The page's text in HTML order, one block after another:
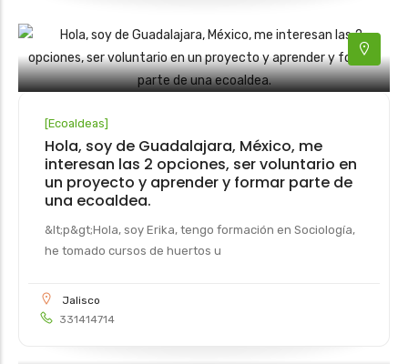
[Ecoaldeas]
Hola, soy de Guadalajara, México, me
interesan las 2 opciones, ser voluntario en
un proyecto y aprender y formar parte de
una ecoaldea.
&lt;p&gt;Hola, soy Erika, tengo formación en Sociología,
he tomado cursos de huertos u
Jalisco
331414714